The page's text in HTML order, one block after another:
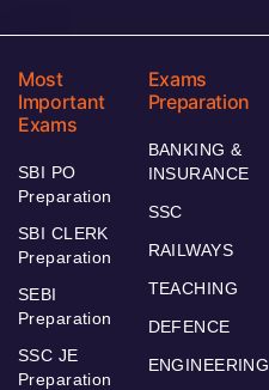
Most
Important
Exams
SBI PO
Preparation
SBI CLERK
Preparation
SEBI
Preparation
SSC JE
Preparation
Exams
Preparation
BANKING &
INSURANCE
SSC
RAILWAYS
TEACHING
DEFENCE
ENGINEERING